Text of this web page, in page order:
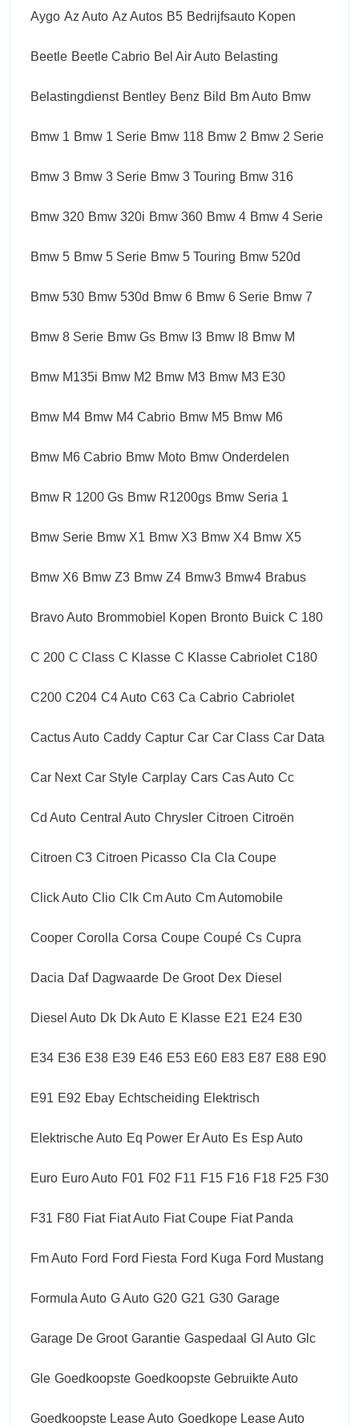
Aygo Az Auto Az Autos B5 Bedrijfsauto Kopen
Beetle Beetle Cabrio Bel Air Auto Belasting
Belastingdienst Bentley Benz Bild Bm Auto Bmw
Bmw 1 Bmw 1 Serie Bmw 118 Bmw 2 Bmw 2 Serie
Bmw 3 Bmw 3 Serie Bmw 3 Touring Bmw 316
Bmw 320 Bmw 320i Bmw 360 Bmw 4 Bmw 4 Serie
Bmw 5 Bmw 5 Serie Bmw 5 Touring Bmw 520d
Bmw 530 Bmw 530d Bmw 6 Bmw 6 Serie Bmw 7
Bmw 8 Serie Bmw Gs Bmw I3 Bmw I8 Bmw M
Bmw M135i Bmw M2 Bmw M3 Bmw M3 E30
Bmw M4 Bmw M4 Cabrio Bmw M5 Bmw M6
Bmw M6 Cabrio Bmw Moto Bmw Onderdelen
Bmw R 1200 Gs Bmw R1200gs Bmw Seria 1
Bmw Serie Bmw X1 Bmw X3 Bmw X4 Bmw X5
Bmw X6 Bmw Z3 Bmw Z4 Bmw3 Bmw4 Brabus
Bravo Auto Brommobiel Kopen Bronto Buick C 180
C 200 C Class C Klasse C Klasse Cabriolet C180
C200 C204 C4 Auto C63 Ca Cabrio Cabriolet
Cactus Auto Caddy Captur Car Car Class Car Data
Car Next Car Style Carplay Cars Cas Auto Cc
Cd Auto Central Auto Chrysler Citroen Citroën
Citroen C3 Citroen Picasso Cla Cla Coupe
Click Auto Clio Clk Cm Auto Cm Automobile
Cooper Corolla Corsa Coupe Coupé Cs Cupra
Dacia Daf Dagwaarde De Groot Dex Diesel
Diesel Auto Dk Dk Auto E Klasse E21 E24 E30
E34 E36 E38 E39 E46 E53 E60 E83 E87 E88 E90
E91 E92 Ebay Echtscheiding Elektrisch
Elektrische Auto Eq Power Er Auto Es Esp Auto
Euro Euro Auto F01 F02 F11 F15 F16 F18 F25 F30
F31 F80 Fiat Fiat Auto Fiat Coupe Fiat Panda
Fm Auto Ford Ford Fiesta Ford Kuga Ford Mustang
Formula Auto G Auto G20 G21 G30 Garage
Garage De Groot Garantie Gaspedaal Gl Auto Glc
Gle Goedkoopste Goedkoopste Gebruikte Auto
Goedkoopste Lease Auto Goedkope Lease Auto